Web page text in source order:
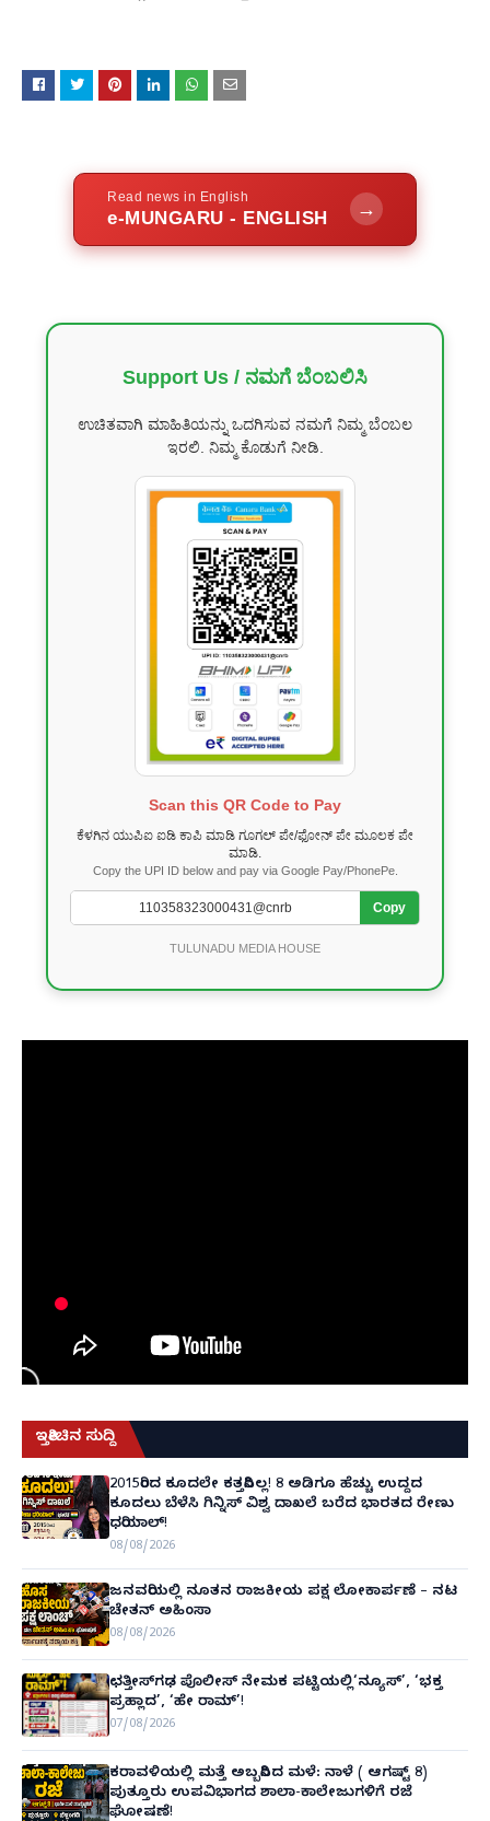
Read news in English
e-MUNGARU - ENGLISH →
Support Us / ನಮಗೆ ಬೆಂಬಲಿಸಿ
ಉಚಿತವಾಗಿ ಮಾಹಿತಿಯನ್ನು ಒದಗಿಸುವ ನಮಗೆ ನಿಮ್ಮ ಬೆಂಬಲ
ಇರಲಿ. ನಿಮ್ಮ ಕೊಡುಗೆ ನೀಡಿ.
Scan this QR Code to Pay
ಕೆಳಗಿನ ಯುಪಿಐ ಐಡಿ ಕಾಪಿ ಮಾಡಿ ಗೂಗಲ್ ಪೇ/ಫೋನ್ ಪೇ ಮೂಲಕ ಪೇ
ಮಾಡಿ.
Copy the UPI ID below and pay via Google Pay/PhonePe.
Copy
TULUNADU MEDIA HOUSE
ಇತ್ತೀಚಿನ ಸುದ್ದಿ
2015ರಿಂದ ಕೂದಲೇ ಕತ್ತರಿಸಿಲ್ಲ! 8 ಅಡಿಗೂ ಹೆಚ್ಚು ಉದ್ದದ
ಕೂದಲು ಬೆಳೆಸಿ ಗಿನ್ನಿಸ್ ವಿಶ್ವ ದಾಖಲೆ ಬರೆದ ಭಾರತದ ರೇಣು
ಧರಿಯಾಲ್!
08/08/2026
ಜನವರಿಯಲ್ಲಿ ನೂತನ ರಾಜಕೀಯ ಪಕ್ಷ ಲೋಕಾರ್ಪಣೆ – ನಟ
ಚೇತನ್ ಅಹಿಂಸಾ
08/08/2026
ಛತ್ತೀಸ್‌ಗಢ ಪೊಲೀಸ್ ನೇಮಕ ಪಟ್ಟಿಯಲ್ಲಿ‘ನ್ಯೂಸ್’, ‘ಭಕ್ತ
ಪ್ರಹ್ಲಾದ’, ‘ಹೇ ರಾಮ್’!
07/08/2026
ಕರಾವಳಿಯಲ್ಲಿ ಮತ್ತೆ ಅಬ್ಬರಿಸಿದ ಮಳೆ: ನಾಳೆ ( ಆಗಷ್ಟ್ 8)
ಪುತ್ತೂರು ಉಪವಿಭಾಗದ ಶಾಲಾ-ಕಾಲೇಜುಗಳಿಗೆ ರಜೆ
ಘೋಷಣೆ!